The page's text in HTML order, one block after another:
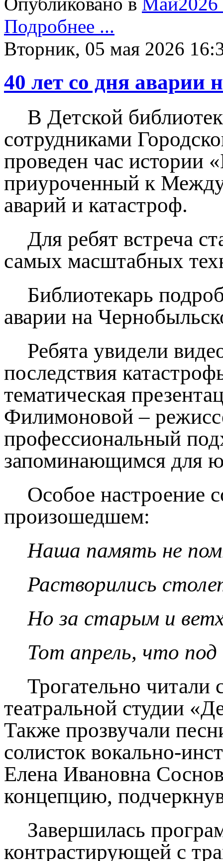
Подробнее ...
Вторник, 05 мая 2026
40 лет со дня
В Детской
сотрудниками
проведен час истории
приуроченный к
аварий и катастроф.
Для ребят встреча
самых масштабных
Библиотекарь
аварии на
Ребята увидели
последствия
тематическая
Филимоновой –
профессиональный
запоминающимся для
Особое настроение
произошедшем:
Наша память не
Растворились
Но за старым и
Тот апрель, что под
Трогательно
театральной студии
Также прозвучали
солисток вокально-
Елена Ивановна
концепцию,
Завершилась
контрастирующей с